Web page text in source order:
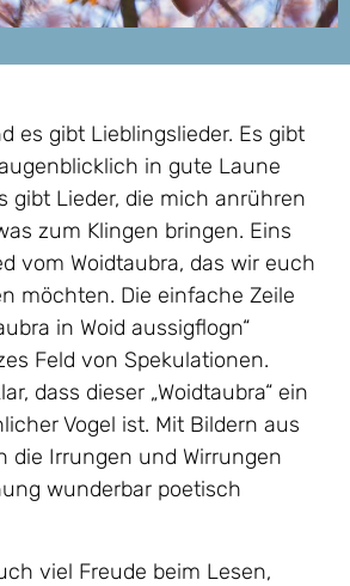
es gibt Lieblingslieder. Es gibt
in gute Laune
gibt Lieder, die mich anrühren
zum Klingen bringen. Eins
vom Woidtaubra, das wir euch
möchten. Die einfache Zeile
in Woid aussigflogn“
Feld von Spekulationen.
dass dieser „Woidtaubra“ ein
Vogel ist. Mit Bildern aus
die Irrungen und Wirrungen
wunderbar poetisch
viel Freude beim Lesen,